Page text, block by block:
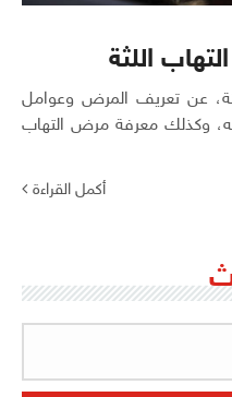
اللثة
عن تعريف المرض وعوامل
وكذلك معرفة مرض التهاب
أكمل القراءة